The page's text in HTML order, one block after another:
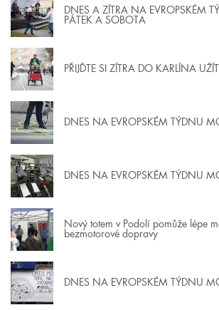
DNES A ZÍTRA NA EVROPSKÉM
PÁTEK A SOBOTA
PŘIJĎTE SI ZÍTRA DO KARLÍNA
DNES NA EVROPSKÉM TÝDNU
DNES NA EVROPSKÉM TÝDNU
Nový totem v Podolí pomůže lépe
bezmotorové dopravy
DNES NA EVROPSKÉM TÝDNU